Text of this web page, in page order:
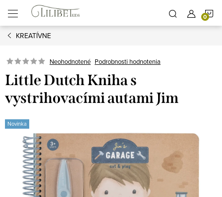
obsah
KREATÍVNE
Neohodnotené Podrobnosti hodnotenia
Little Dutch Kniha s
vystrihovacími autami Jim
Novinka